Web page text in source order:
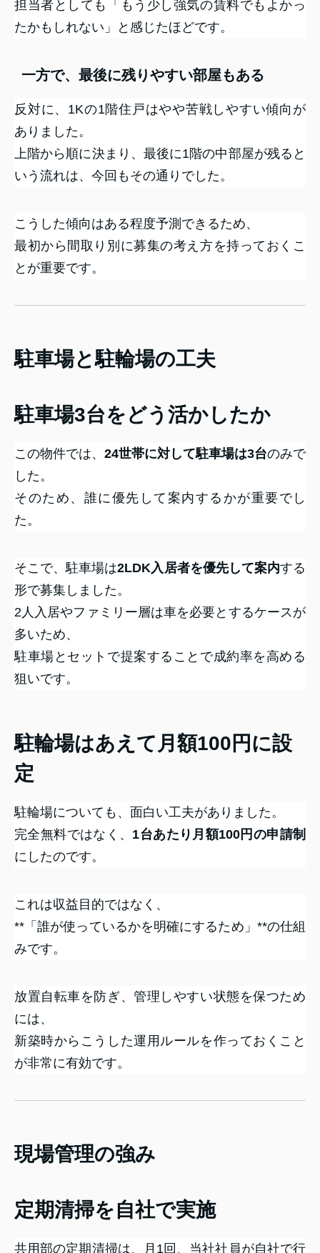
担当者としても「もう少し強気の賃料でもよかっ
たかもしれない」と感じたほどです。
一方で、最後に残りやすい部屋もある
反対に、1Kの1階住戸はやや苦戦しやすい傾向が
ありました。
上階から順に決まり、最後に1階の中部屋が残ると
いう流れは、今回もその通りでした。
こうした傾向はある程度予測できるため、
最初から間取り別に募集の考え方を持っておくこ
とが重要です。
駐車場と駐輪場の工夫
駐車場3台をどう活かしたか
この物件では、 24世帯に対して駐車場は3台のみで
した。
そのため、誰に優先して案内するかが重要でし
た。
そこで、駐車場は2LDK入居者を優先して案内する
形で募集しました。
2人入居やファミリー層は車を必要とするケースが
多いため、
駐車場とセットで提案することで成約率を高める
狙いです。
駐輪場はあえて月額100円に設
定
駐輪場についても、面白い工夫がありました。
完全無料ではなく、 1台あたり月額100円の申請制
にしたのです。
これは収益目的ではなく、
**「誰が使っているかを明確にするため」**の仕組
みです。
放置自転車を防ぎ、管理しやすい状態を保つため
には、
新築時からこうした運用ルールを作っておくこと
が非常に有効です。
現場管理の強み
定期清掃を自社で実施
共用部の定期清掃は、月1回、当社社員が自社で行